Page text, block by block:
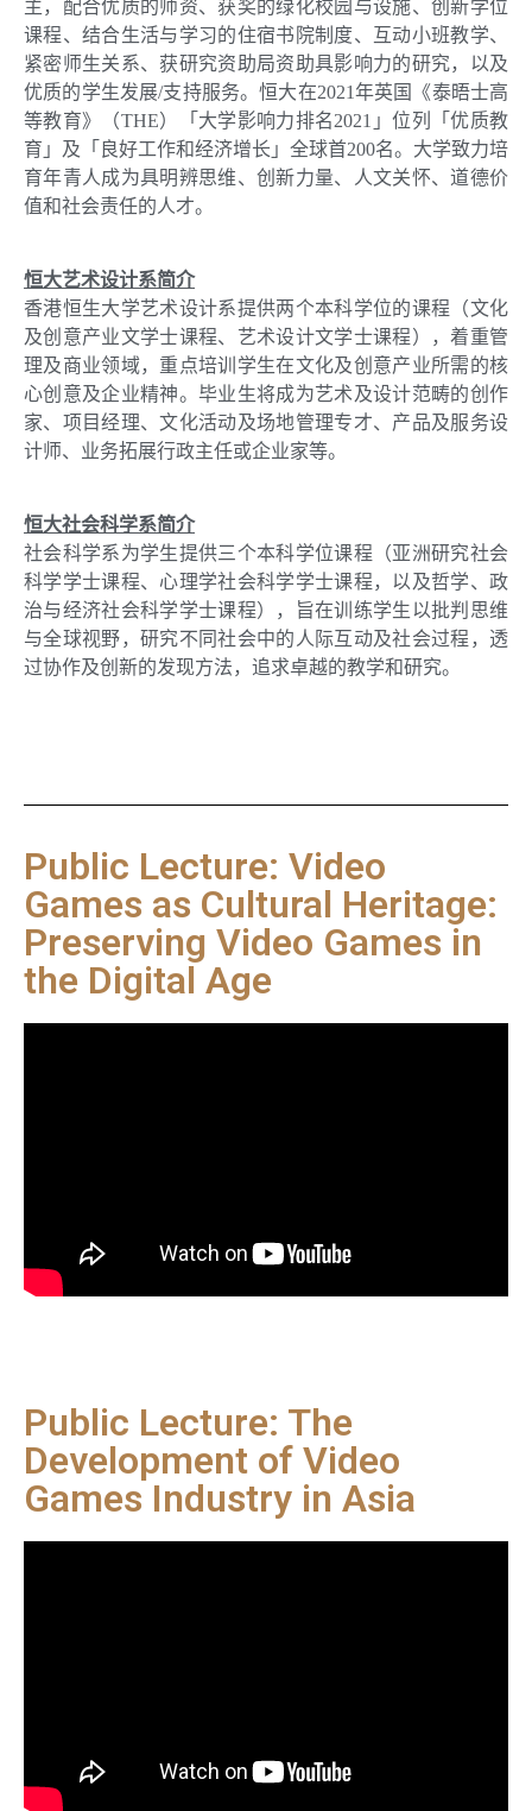
主，配合优质的师资、获奖的绿化校园与设施、创新学位
课程、结合生活与学习的住宿书院制度、互动小班教学、
紧密师生关系、获研究资助局资助具影响力的研究，以及
优质的学生发展/支持服务。恒大在2021年英国《泰晤士高
等教育》（THE）「大学影响力排名2021 」位列「优质教
育」及「良好工作和经济增长」全球首200名。大学致力培
育年青人成为具明辨思维、创新力量、人文关怀、道德价
值和社会责任的人才。
恒大艺术设计系简介
香港恒生大学艺术设计系提供两个本科学位的课程（文化
及创意产业文学士课程、艺术设计文学士课程），着重管
理及商业领域，重点培训学生在文化及创意产业所需的核
心创意及企业精神。毕业生将成为艺术及设计范畴的创作
家、项目经理、文化活动及场地管理专才、产品及服务设
计师、业务拓展行政主任或企业家等。
恒大社会科学系简介
社会科学系为学生提供三个本科学位课程（亚洲研究社会
科学学士课程、心理学社会科学学士课程，以及哲学、政
治与经济社会科学学士课程），旨在训练学生以批判思维
与全球视野，研究不同社会中的人际互动及社会过程，透
过协作及创新的发现方法，追求卓越的教学和研究。
Public Lecture: Video
Games as Cultural Heritage:
Preserving Video Games in
the Digital Age
Public Lecture: The
Development of Video
Games Industry in Asia